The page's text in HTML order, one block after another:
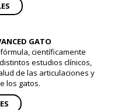
GATO
científicamente
estudios clínicos,
de las articulaciones y
los gatos.